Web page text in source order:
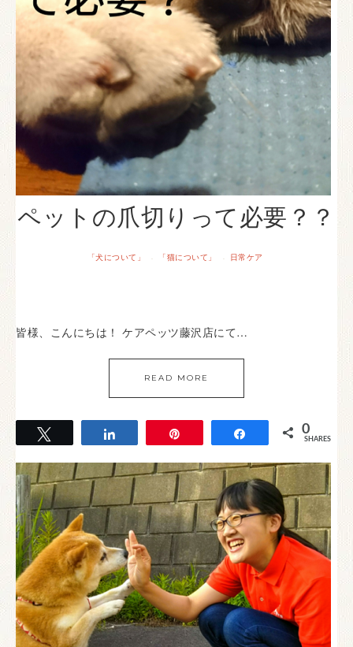
ペットの爪切りって必要？？
「犬について」 · 「猫について」 · 日常ケア
皆様、こんにちは！ ケアペッツ藤沢店にて…
READ MORE
Share 0
SHARES